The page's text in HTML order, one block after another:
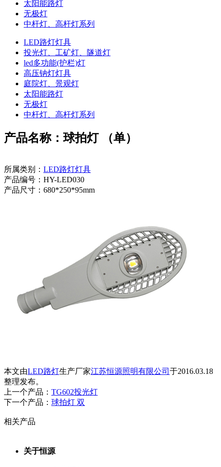
太阳能路灯
无极灯
中杆灯、高杆灯系列
LED路灯灯具
投光灯、工矿灯、隧道灯
led多功能(护栏)灯
高压钠灯灯具
庭院灯、景观灯
太阳能路灯
无极灯
中杆灯、高杆灯系列
产品名称：球拍灯 （单）
所属类别： LED路灯灯具
产品编号：HY-LED030
产品尺寸：680*250*95mm
本文由LED路灯生产厂家江苏恒源照明有限公司 于2016.03.18
整理发布。
上一个产品： TG602投光灯
下一个产品： 球拍灯 双
相关产品
关于恒源